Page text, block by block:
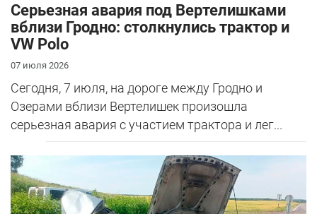
Серьезная авария под Вертелишками
вблизи Гродно: столкнулись трактор и
VW Polo
07 июля 2026
Сегодня, 7 июля, на дороге между Гродно и
Озерами вблизи Вертелишек произошла
серьезная авария с участием трактора и лег...